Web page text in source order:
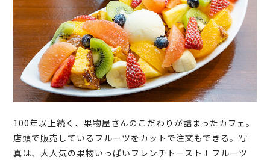
100年以上続く、果物屋さんのこだわりが詰まったカフェ。
店頭で販売しているフルーツをカットで注文もできる。写
真は、大人気の果物いっぱいフレンチトースト！フルーツ